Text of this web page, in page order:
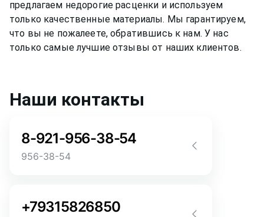
предлагаем недорогие расценки и используем
только качественные материалы. Мы гарантируем,
что вы не пожалеете, обратившись к нам. У нас
только самые лучшие отзывы от наших клиентов.
Наши контакты
8-921-956-38-54
956-38-54
роботов и автоответчиков!
+79315826850